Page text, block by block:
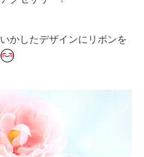
かしたデザインにリボンを